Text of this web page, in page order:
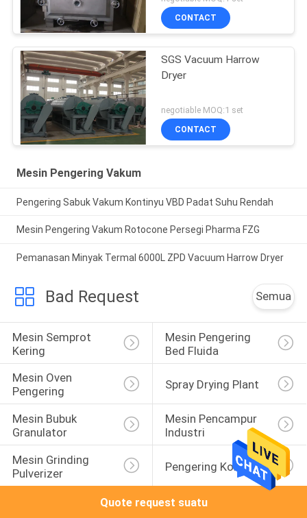
CONTACT
SGS Vacuum Harrow
Dryer
negotiable MOQ:1 set
CONTACT
Mesin Pengering Vakum
Pengering Sabuk Vakum Kontinyu VBD Padat Suhu Rendah
Mesin Pengering Vakum Rotocone Persegi Pharma FZG
Pemanasan Minyak Termal 6000L ZPD Vacuum Harrow Dryer
Bad Request Semua
Mesin Semprot
Kering
Mesin Pengering
Bed Fluida
Mesin Oven
Pengering
Spray Drying Plant
Mesin Bubuk
Granulator
Mesin Pencampur
Industri
Mesin Grinding
Pulverizer
Pengering Konduksi
Quote request suatu